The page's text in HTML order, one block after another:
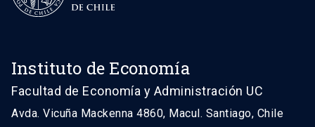
Instituto de Economía
Facultad de Economía y Administración UC
Avda. Vicuña Mackenna 4860, Macul. Santiago, Chile